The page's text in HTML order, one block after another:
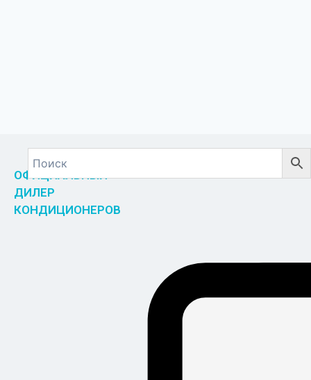
ОФИЦИАЛЬНЫЙ
ДИЛЕР
КОНДИЦИОНЕРОВ